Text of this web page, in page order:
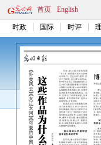
首页 English
时政 国际 时评